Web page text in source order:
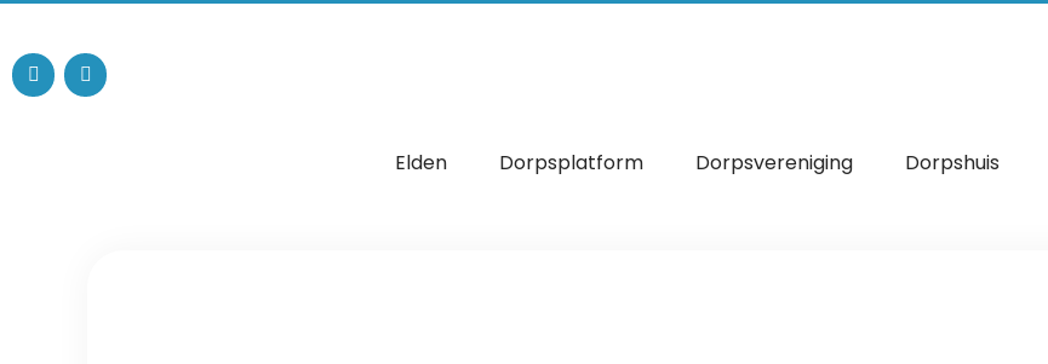
Elden Dorpsplatform Dorpsvereniging Dorpshuis